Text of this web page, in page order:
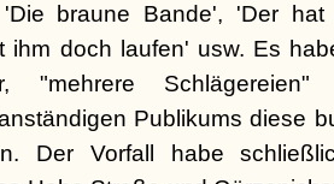
braune Bande', 'Der hat
ihm doch laufen' usw. Es
"mehrere
Publikums diese
Der Vorfall habe